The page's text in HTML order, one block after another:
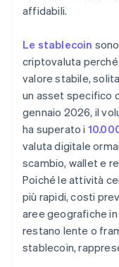
affidabili.
Le stablecoin
criptovaluta
valore stabile,
un asset specifico
gennaio 2026, il
ha superato i
valuta digitale
scambio, wallet e
Poiché le attività
più rapidi, costi
aree geografiche
restano lente o
stablecoin,